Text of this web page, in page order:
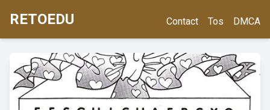
RETOEDU Contact Tos DMCA